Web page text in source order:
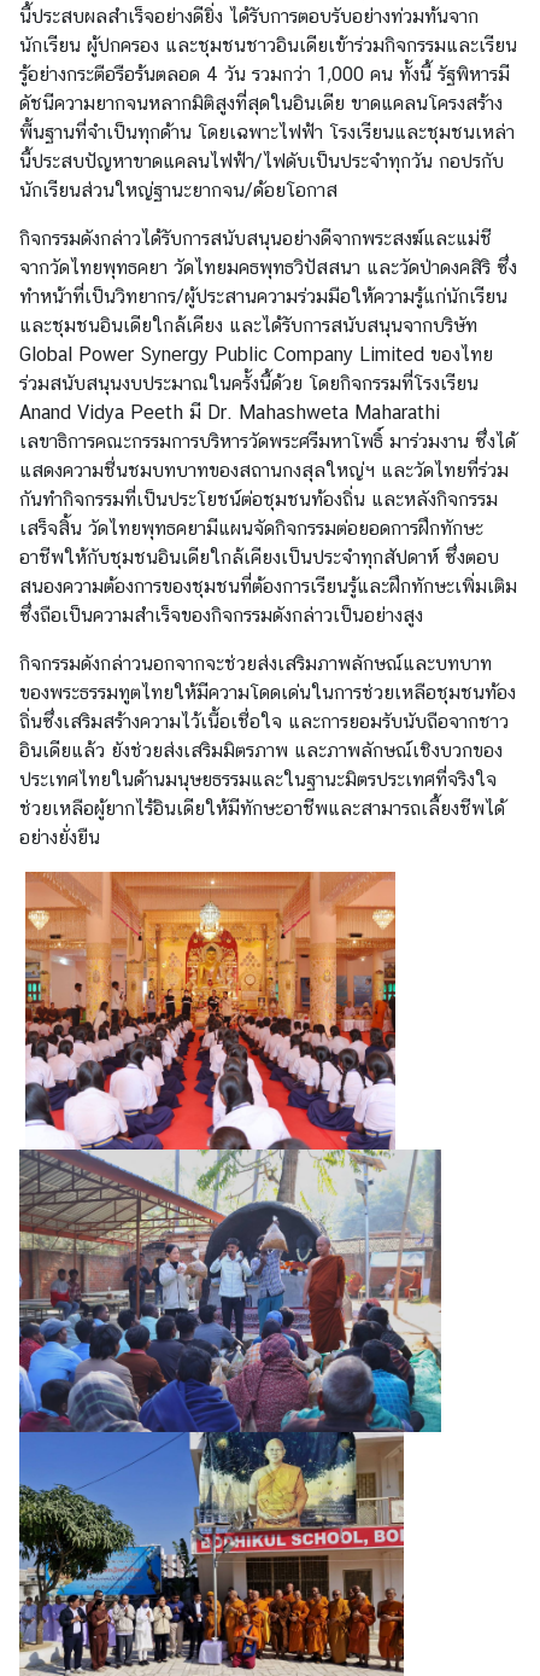
ข้
อ
มู
ล
สำ
ห
บ
ค
น
ไ
ท
ย
บ
ริ
ก
า
ร
ป
ะ
ช
า
ช
น
บ
บ
ฟ
อ
ร์
ม
ด้
า
น
ง
า
น
ก
ง
สุ
ล
ท่
อ
เ
ที่
ย
ว
T
นี้ประสบผลสำเร็จอย่างดียิ่ง ได้รับการตอบรับอย่างท่วมท้นจาก
นักเรียน ผู้ปกครอง และชุมชนชาวอินเดียเข้าร่วมกิจกรรมและเรียน
รู้อย่างกระตือรือร้นตลอด 4 วัน รวมกว่า 1,000 คน ทั้งนี้ รัฐพิหารมี
ดัชนีความยากจนหลากมิติสูงที่สุดในอินเดีย ขาดแคลนโครงสร้าง
พื้นฐานที่จำเป็นทุกด้าน โดยเฉพาะไฟฟ้า โรงเรียนและชุมชนเหล่า
นี้ประสบปัญหาขาดแคลนไฟฟ้า/ไฟดับเป็นประจำทุกวัน กอปรกับ
นักเรียนส่วนใหญ่ฐานะยากจน/ด้อยโอกาส
กิจกรรมดังกล่าวได้รับการสนับสนุนอย่างดีจากพระสงฆ์และแม่ชี
จากวัดไทยพุทธคยา วัดไทยมคธพุทธวิปัสสนา และวัดป่าดงคสิริ ซึ่ง
ทำหน้าที่เป็นวิทยากร/ผู้ประสานความร่วมมือให้ความรู้แก่นักเรียน
และชุมชนอินเดียใกล้เคียง และได้รับการสนับสนุนจากบริษัท
Global Power Synergy Public Company Limited ของไทย
ร่วมสนับสนุนงบประมาณในครั้งนี้ด้วย โดยกิจกรรมที่โรงเรียน
Anand Vidya Peeth มี Dr. Mahashweta Maharathi
เลขาธิการคณะกรรมการบริหารวัดพระศรีมหาโพธิ์ มาร่วมงาน ซึ่งได้
แสดงความชื่นชมบทบาทของสถานกงสุลใหญ่ฯ และวัดไทยที่ร่วม
กันทำกิจกรรมที่เป็นประโยชน์ต่อชุมชนท้องถิ่น และหลังกิจกรรม
เสร็จสิ้น วัดไทยพุทธคยามีแผนจัดกิจกรรมต่อยอดการฝึกทักษะ
อาชีพให้กับชุมชนอินเดียใกล้เคียงเป็นประจำทุกสัปดาห์ ซึ่งตอบ
สนองความต้องการของชุมชนที่ต้องการเรียนรู้และฝึกทักษะเพิ่มเติม
ซึ่งถือเป็นความสำเร็จของกิจกรรมดังกล่าวเป็นอย่างสูง
กิจกรรมดังกล่าวนอกจากจะช่วยส่งเสริมภาพลักษณ์และบทบาท
ของพระธรรมทูตไทยให้มีความโดดเด่นในการช่วยเหลือชุมชนท้อง
ถิ่นซึ่งเสริมสร้างความไว้เนื้อเชื่อใจ และการยอมรับนับถือจากชาว
อินเดียแล้ว ยังช่วยส่งเสริมมิตรภาพ และภาพลักษณ์เชิงบวกของ
ประเทศไทยในด้านมนุษยธรรมและในฐานะมิตรประเทศที่จริงใจ
ช่วยเหลือผู้ยากไร้อินเดียให้มีทักษะอาชีพและสามารถเลี้ยงชีพได้
อย่างยั่งยืน